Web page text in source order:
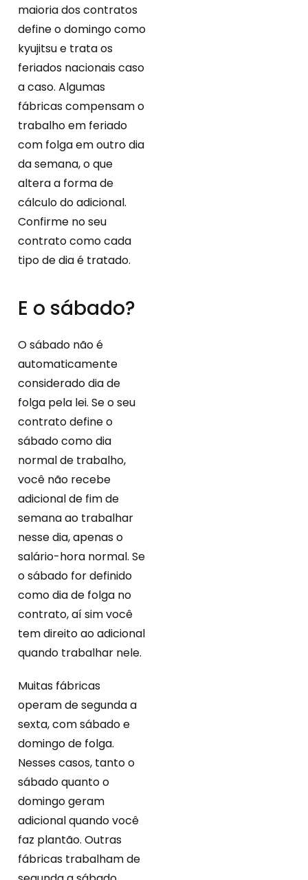
maioria dos contratos
define o domingo como
kyujitsu e trata os
feriados nacionais caso
a caso. Algumas
fábricas compensam o
trabalho em feriado
com folga em outro dia
da semana, o que
altera a forma de
cálculo do adicional.
Confirme no seu
contrato como cada
tipo de dia é tratado.
E o sábado?
O sábado não é
automaticamente
considerado dia de
folga pela lei. Se o seu
contrato define o
sábado como dia
normal de trabalho,
você não recebe
adicional de fim de
semana ao trabalhar
nesse dia, apenas o
salário-hora normal. Se
o sábado for definido
como dia de folga no
contrato, aí sim você
tem direito ao adicional
quando trabalhar nele.
Muitas fábricas
operam de segunda a
sexta, com sábado e
domingo de folga.
Nesses casos, tanto o
sábado quanto o
domingo geram
adicional quando você
faz plantão. Outras
fábricas trabalham de